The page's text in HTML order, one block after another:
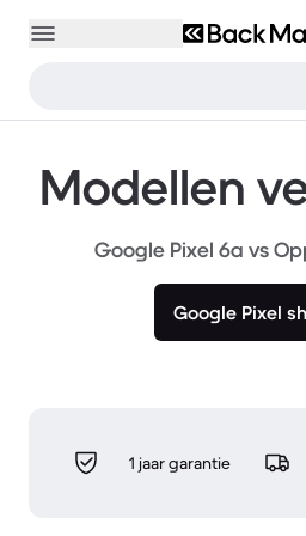
Modellen
Google Pixel 6a vs
Google Pixel
1 jaar garantie